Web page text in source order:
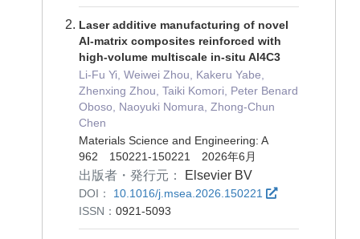
Laser additive manufacturing of novel
Al-matrix composites reinforced with
high-volume multiscale in-situ Al4C3
Li-Fu Yi, Weiwei Zhou, Kakeru Yabe,
Zhenxing Zhou, Taiki Komori, Peter Benard
Oboso, Naoyuki Nomura, Zhong-Chun
Chen
Materials Science and Engineering: A
962 150221-150221 2026年6月
出版者・発行元： Elsevier BV
DOI：
10.1016/j.msea.2026.150221
ISSN： 0921-5093